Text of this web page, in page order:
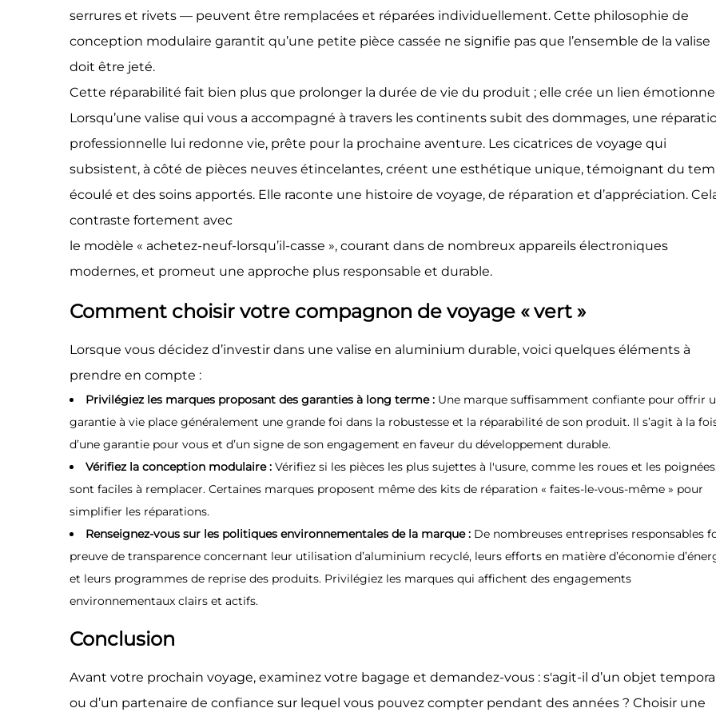
serrures et rivets — peuvent être remplacées et réparées individuellement. Cette philosophie de
conception modulaire garantit qu’une petite pièce cassée ne signifie pas que l’ensemble de la valise
doit être jeté.
Cette réparabilité fait bien plus que prolonger la durée de vie du produit ; elle crée un lien
Lorsqu’une valise qui vous a accompagné à travers les continents subit des dommages, une
professionnelle lui redonne vie, prête pour la prochaine aventure. Les cicatrices de voyage qui
subsistent, à côté de pièces neuves étincelantes, créent une esthétique unique, témoignant du
écoulé et des soins apportés. Elle raconte une histoire de voyage, de réparation et d’appréciation.
contraste fortement avec
le modèle « achetez-neuf-lorsqu’il-casse », courant dans de nombreux appareils électroniques
modernes, et promeut une approche plus responsable et durable.
Comment choisir votre compagnon de voyage « vert »
Lorsque vous décidez d’investir dans une valise en aluminium durable, voici quelques éléments à
prendre en compte :
Privilégiez les marques proposant des garanties à long terme : Une marque suffisamment confiante pour offrir
garantie à vie place généralement une grande foi dans la robustesse et la réparabilité de son produit. Il s’agit à la
d’une garantie pour vous et d’un signe de son engagement en faveur du développement durable.
Vérifiez la conception modulaire : Vérifiez si les pièces les plus sujettes à l'usure, comme les roues et les
sont faciles à remplacer. Certaines marques proposent même des kits de réparation « faites-le-vous-même » pour
simplifier les réparations.
Renseignez-vous sur les politiques environnementales de la marque : De nombreuses entreprises responsables
preuve de transparence concernant leur utilisation d’aluminium recyclé, leurs efforts en matière d’économie
et leurs programmes de reprise des produits. Privilégiez les marques qui affichent des engagements
environnementaux clairs et actifs.
Conclusion
Avant votre prochain voyage, examinez votre bagage et demandez-vous : s'agit-il d’un objet
ou d’un partenaire de confiance sur lequel vous pouvez compter pendant des années ? Choisir une